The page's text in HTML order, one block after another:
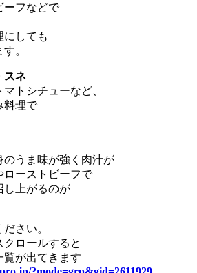
ーフなどで
にしても
。
スネ
トシチューなど、
料理で
うま味が強く肉汁が
ローストビーフで
し上がるのが
さい。
ロールすると
覧が出てきます